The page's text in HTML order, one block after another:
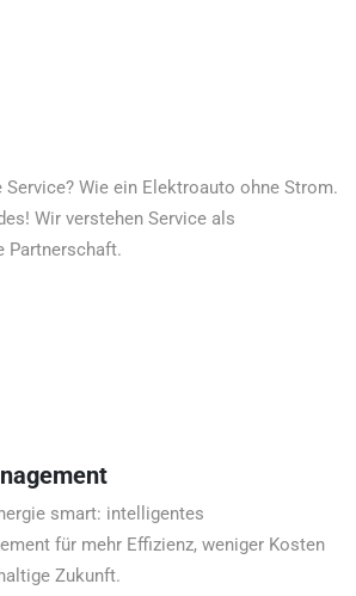
Service? Wie ein Elektroauto ohne Strom.
Wir verstehen Service als
Partnerschaft.
smart: intelligentes
für mehr Effizienz, weniger Kosten
Zukunft.